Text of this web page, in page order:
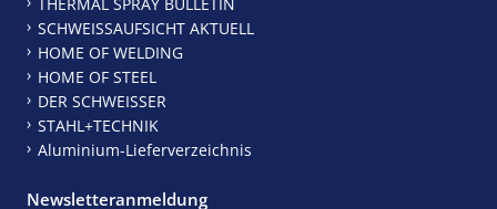
SCHWEISSAUFSICHT AKTUELL
HOME OF WELDING
HOME OF STEEL
DER SCHWEISSER
STAHL+TECHNIK
Aluminium-Lieferverzeichnis
Newsletteranmeldung